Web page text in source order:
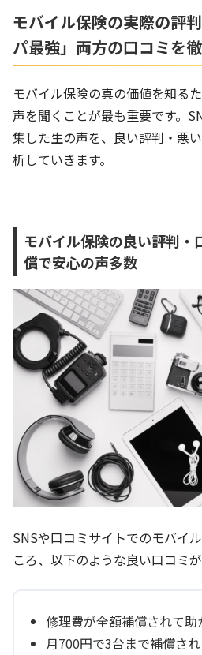
モバイル保険の実際の評
パ最強」両方の口コミを
モバイル保険の真の価値を知る
声を聞くことが最も重要です。
集した生の声を、良い評判・悪
析していきます。
モバイル保険の良い評判・
償で安心の声多数
SNSや口コミサイトでのモバイ
ころ、以下のような良い口コミ
修理費が全額補償されて助
月700円で3台まで補償さ